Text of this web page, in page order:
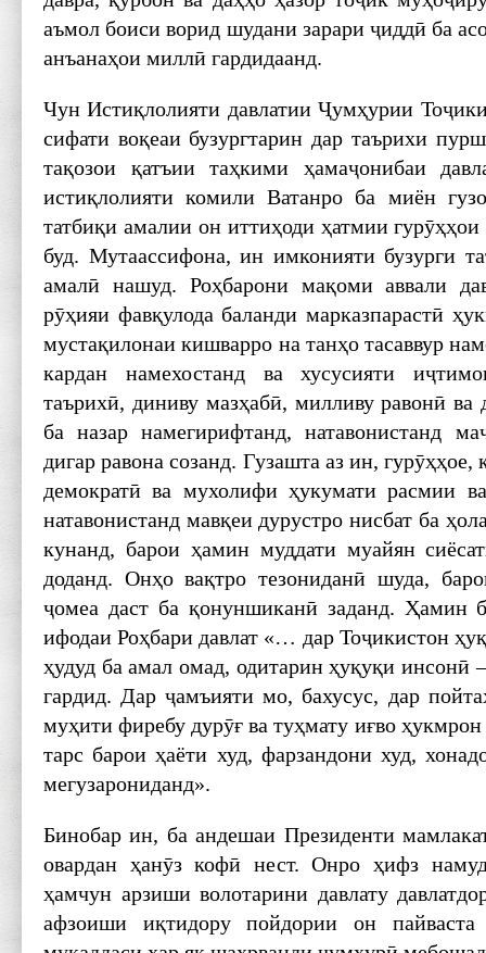
аъмол боиси ворид шудани зарари ҷиддӣ ба
анъанаҳои миллӣ гардидаанд.
Чун Истиқлолияти давлатии Ҷумҳурии
сифати воқеаи бузургтарин дар таърихи
тақозои қатъии таҳкими ҳамаҷонибаи
истиқлолияти комили Ватанро ба миён
татбиқи амалии он иттиҳоди ҳатмии
буд. Мутаассифона, ин имконияти бузурги
амалӣ нашуд. Роҳбарони мақоми аввали
рӯҳияи фавқулода баланди марказпарастӣ
мустақилонаи кишварро на танҳо тасаввур
кардан намехостанд ва хусусияти
таърихӣ, диниву мазҳабӣ, милливу равонӣ ва
ба назар намегирифтанд, натавонистанд
дигар равона созанд. Гузашта аз ин,
демократӣ ва мухолифи ҳукумати расмии
натавонистанд мавқеи дурустро нисбат ба
кунанд, барои ҳамин муддати муайян
доданд. Онҳо вақтро тезониданӣ шуда,
ҷомеа даст ба қонуншиканӣ заданд. Ҳамин
ифодаи Роҳбари давлат «… дар Тоҷикистон
ҳудуд ба амал омад, одитарин ҳуқуқи инсонӣ
гардид. Дар ҷамъияти мо, бахусус, дар
муҳити фиребу дурӯғ ва туҳмату иғво
тарс барои ҳаёти худ, фарзандони худ,
мегузарониданд».
Бинобар ин, ба андешаи Президенти
овардан ҳанӯз кофӣ нест. Онро ҳифз
ҳамчун арзиши волотарини давлату
афзоиши иқтидору пойдории он пайваста